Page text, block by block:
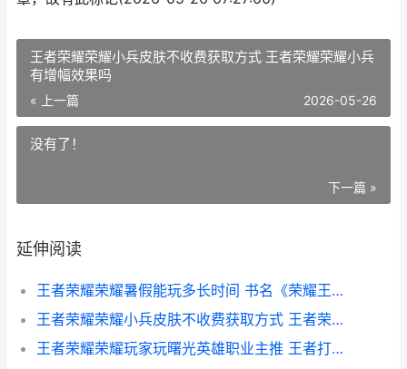
王者荣耀荣耀小兵皮肤不收费获取方式 王者荣耀荣耀小兵
有增幅效果吗
« 上一篇 2026-05-26
没有了！
下一篇 »
延伸阅读
王者荣耀荣耀暑假能玩多长时间 书名《荣耀王者》
王者荣耀荣耀小兵皮肤不收费获取方式 王者荣耀荣耀小兵有增幅效果吗
王者荣耀荣耀玩家玩曙光英雄职业主推 王者打荣耀